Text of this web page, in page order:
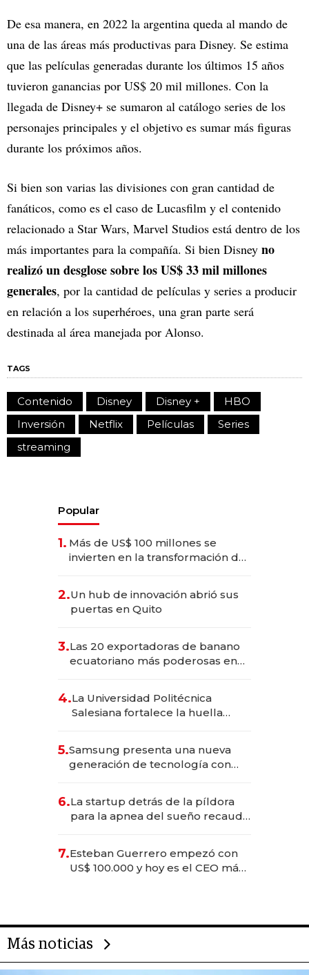
De esa manera, en 2022 la argentina queda al mando de
una de las áreas más productivas para Disney. Se estima
que las películas generadas durante los últimos 15 años
tuvieron ganancias por US$ 20 mil millones. Con la
llegada de Disney+ se sumaron al catálogo series de los
personajes principales y el objetivo es sumar más figuras
durante los próximos años.
Si bien son varias las divisiones con gran cantidad de
fanáticos, como es el caso de Lucasfilm y el contenido
relacionado a Star Wars, Marvel Studios está dentro de los
más importantes para la compañía. Si bien Disney no
realizó un desglose sobre los US$ 33 mil millones
generales, por la cantidad de películas y series a producir
en relación a los superhéroes, una gran parte será
destinada al área manejada por Alonso.
TAGS
Contenido Disney Disney +
HBO
Inversión
Netflix Películas
Series
streaming
Popular
1. Más de US$ 100 millones se
invierten en la transformación de
2.Un hub de innovación abrió sus
puertas en Quito
3.Las 20 exportadoras de banano
ecuatoriano más poderosas en
4.La Universidad Politécnica
Salesiana fortalece la huella
5.Samsung presenta una nueva
generación de tecnología con
6.La startup detrás de la píldora
para la apnea del sueño recauda
7.Esteban Guerrero empezó con
US$ 100.000 y hoy es el CEO más
Más noticias